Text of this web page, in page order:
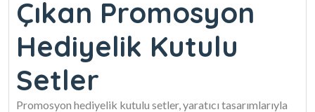
Çıkan Promosyon
Hediyelik Kutulu
Setler
Promosyon hediyelik kutulu setler, yaratıcı tasarımlarıyla